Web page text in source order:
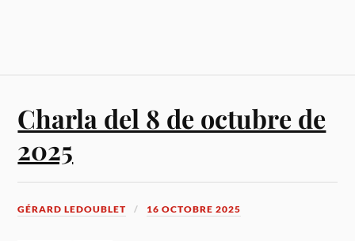
Charla del 8 de octubre de
2025
GÉRARD LEDOUBLET 16 OCTOBRE 2025